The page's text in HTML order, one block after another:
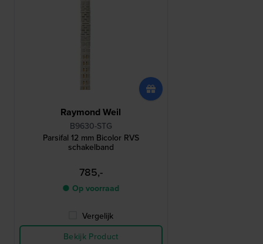
Raymond Weil
B9630-STG
Parsifal 12 mm Bicolor RVS
schakelband
785,-
● Op voorraad
Vergelijk
Bekijk Product